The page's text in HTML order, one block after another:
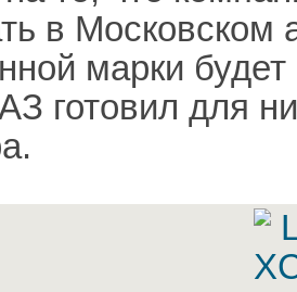
в Московском
марки
готовил для